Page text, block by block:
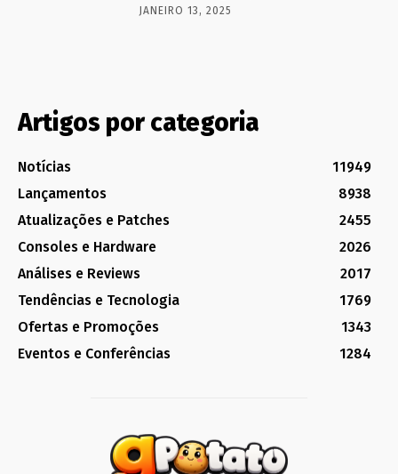
JANEIRO 13, 2025
Artigos por categoria
Notícias
11949
Lançamentos
8938
Atualizações e Patches
2455
Consoles e Hardware
2026
Análises e Reviews
2017
Tendências e Tecnologia
1769
Ofertas e Promoções
1343
Eventos e Conferências
1284